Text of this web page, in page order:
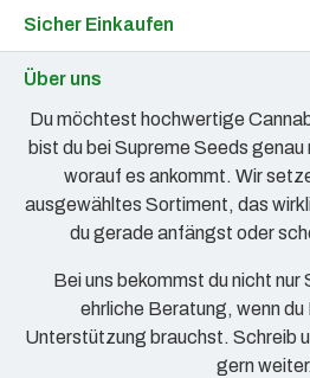
Sicher Einkaufen
Über uns
Du möchtest hochwertige
bist du bei Supreme Seeds
worauf es ankommt. Wir
ausgewähltes Sortiment, das
du gerade anfängst oder
Bei uns bekommst du nicht nur
ehrliche Beratung, wenn
Unterstützung brauchst. Schreib
gern weiter.